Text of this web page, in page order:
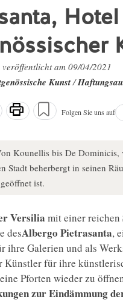
veröffentlicht am 09/04/2021
Kunst/
Folgen Sie uns auf
Kounellis bis De Dominicis,
Stadt beherbergt in seinen
ist.
Versilia mit einer reichen
desAlbergo Pietrasanta,
ihre Galerien und als
für ihre
Pforten wieder zu
zur Eindämmung